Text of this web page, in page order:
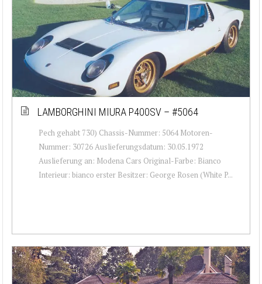
LAMBORGHINI MIURA P400SV – #5064
Pech gehabt 730) Chassis-Nummer: 5064 Motoren-
Nummer: 30726 Auslieferungsdatum: 30.05.1972
Auslieferung an: Modena Cars Original-Farbe: Bianco
Interieur: bianco erster Besitzer: George Rosen (White P...